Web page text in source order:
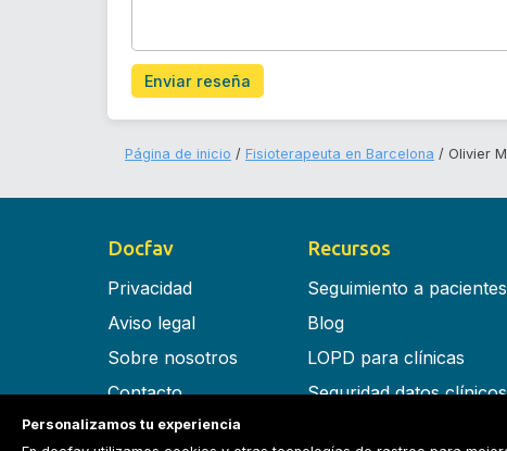
Enviar reseña
Página de inicio Fisioterapeuta en Barcelona Olivier
Docfav
Privacidad
Aviso legal
Sobre nosotros
Contacto
Términos y condiciones
Recursos
Seguimiento a pacientes
Blog
LOPD para clínicas
Seguridad datos clínicos
Personalizamos tu experiencia